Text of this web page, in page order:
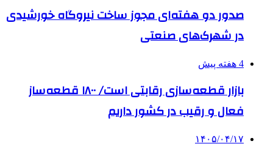
صدور دو هفته‌ای مجوز ساخت نیروگاه خورشیدی
در شهرک‌های صنعتی
4 هفته پیش
بازار قطعه‌سازی رقابتی است/ ۱۸۰۰ قطعه‌ساز
فعال و رقیب در کشور داریم
۱۴۰۵/۰۴/۱۷